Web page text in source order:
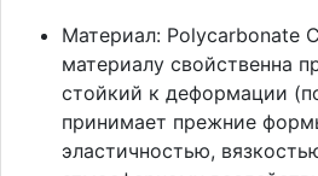
Материал: Polycarbonate
материалу свойственна
стойкий к деформации
принимает прежние
эластичностью,